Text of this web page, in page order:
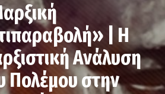
| Η
Ανάλυση
Πολέμου στην